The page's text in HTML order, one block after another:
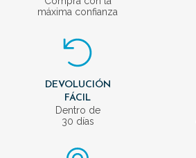
máxima confianza
DEVOLUCIÓN
FÁCIL
Dentro de
30 días